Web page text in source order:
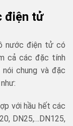
điện tử
nước điện tử có
cả các đặc tính
chung và đặc
với hầu hết các
DN25,…DN125,